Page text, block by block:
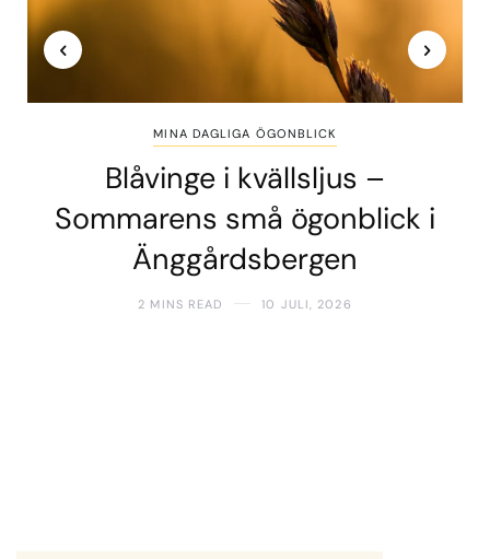
MINA DAGLIGA ÖGONBLICK
Blåvinge i kvällsljus –
Sommarens små ögonblick i
Änggårdsbergen
2 MINS READ 10 JULI, 2026